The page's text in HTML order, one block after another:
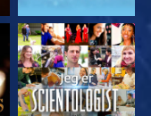
SE